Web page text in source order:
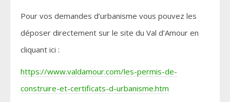
Pour vos demandes d’urbanisme vous pouvez les
déposer directement sur le site du Val d’Amour en
cliquant ici :
https://www.valdamour.com/les-permis-de-
construire-et-certificats-d-urbanisme.htm